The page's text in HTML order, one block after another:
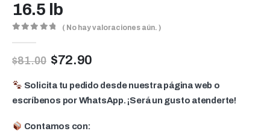
16.5 lb
( No hay valoraciones aún. )
$81.00 $72.90
Solicita tu pedido desde nuestra página web o
escríbenos por WhatsApp. ¡Será un gusto atenderte!
Contamos con: